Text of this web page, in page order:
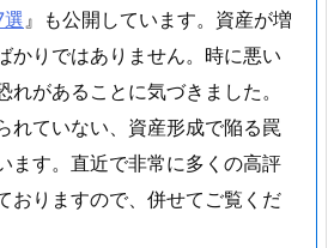
』も公開しています。資産が増
かりではありません。時に悪い
があることに気づきました。
れていない、資産形成で陥る罠
ます。直近で非常に多くの高評
おりますので、併せてご覧くだ